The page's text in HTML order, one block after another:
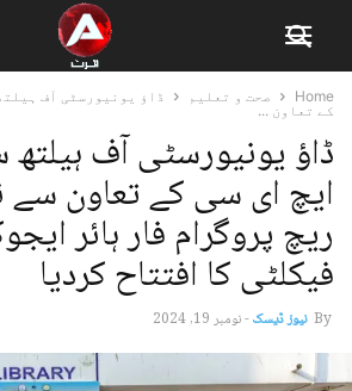
Home صحت و تعلیم
ڈاؤ یونیورسٹی آف
کے تعاون ...
ڈاؤ یونیورسٹی آف ہیلتھ
ایچ ای سی کے تعاون سے
ریچ پروگرام فار ہائر
فیکلٹی کا افتتاح کردیا
By نیوز ڈیسک-نومبر 19, 2024